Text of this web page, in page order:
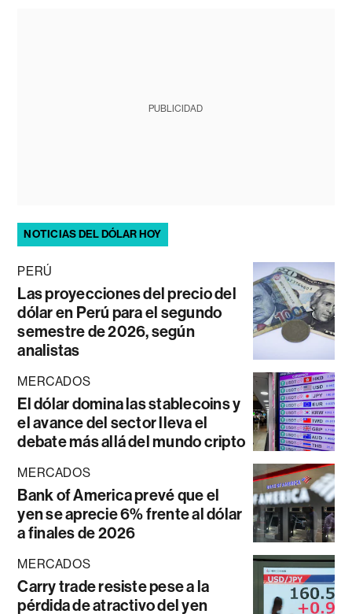
PUBLICIDAD
NOTICIAS DEL DÓLAR HOY
PERÚ
Las proyecciones del precio del
dólar en Perú para el segundo
semestre de 2026, según
analistas
MERCADOS
El dólar domina las stablecoins y
el avance del sector lleva el
debate más allá del mundo cripto
MERCADOS
Bank of America prevé que el
yen se aprecie 6% frente al dólar
a finales de 2026
MERCADOS
Carry trade resiste pese a la
pérdida de atractivo del yen